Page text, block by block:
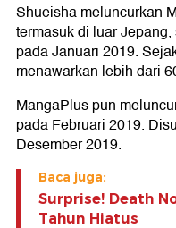
Shueisha meluncurkan
termasuk di luar
pada Januari 2019.
menawarkan lebih dari
MangaPlus pun
pada Februari 2019.
Desember 2019.
Baca juga:
Surprise! Death
Tahun Hiatus